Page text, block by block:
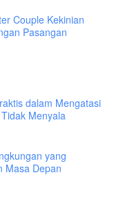
Couple Kekinian
Pasangan
dalam Mengatasi
Menyala
yang
Masa Depan